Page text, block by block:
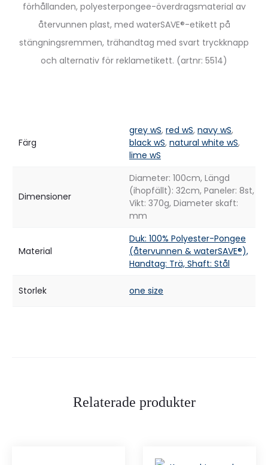
förhållanden, polyesterpongee-överdragsmaterial av
återvunnen plast, med waterSAVE®-etikett på
stängningsremmen, trähandtag med svart tryckknapp
och alternativ för reklametikett. (artnr: 5514)
Färg
grey wS, red wS, navy wS,
black wS, natural white wS,
lime wS
Dimensioner
Diameter: 100cm, Längd
(ihopfällt): 32cm, Paneler: 8st,
Vikt: 370g, Diameter skaft:
mm
Material
Duk: 100% Polyester-Pongee
(återvunnen & waterSAVE®),
Handtag: Trä, Shaft: Stål
Storlek one size
Relaterade produkter